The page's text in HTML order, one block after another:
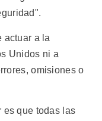
actuar a la
Unidos ni a
omisiones o
es que todas las